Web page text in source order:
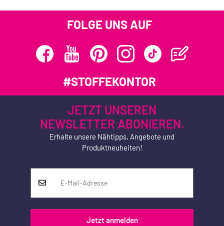
FOLGE UNS AUF
#STOFFEKONTOR
JETZT UNSEREN
NEWSLETTER ABONIEREN.
Erhalte unsere Nähtipps, Angebote und
Produktneuheiten!
Jetzt anmelden